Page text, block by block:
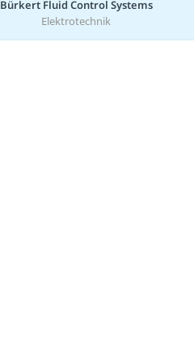
Bürkert Fluid Control Systems
Elektrotechnik